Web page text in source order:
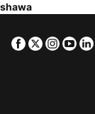
Facebook
Twitter